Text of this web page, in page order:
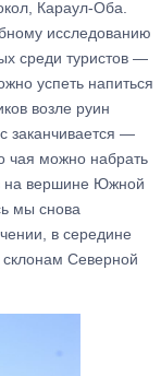
Караул-Оба.
исследованию
среди туристов —
успеть напиться
возле руин
заканчивается —
чая можно набрать
на вершине Южной
мы снова
в середине
Северной